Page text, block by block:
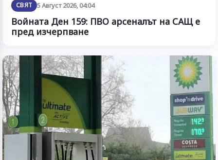
СВЯТ 5 Август 2026, 04:04
Войната Ден 159: ПВО арсеналът на САЩ е
пред изчерпване